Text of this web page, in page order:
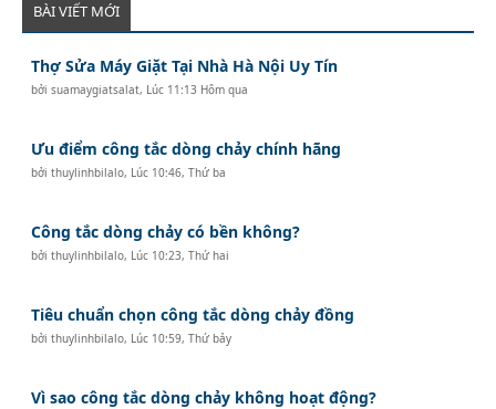
BÀI VIẾT MỚI
Thợ Sửa Máy Giặt Tại Nhà Hà Nội Uy Tín
bởisuamaygiatsalat, Lúc 11:13 Hôm qua
Ưu điểm công tắc dòng chảy chính hãng
bởithuylinhbilalo, Lúc 10:46, Thứ ba
Công tắc dòng chảy có bền không?
bởithuylinhbilalo, Lúc 10:23, Thứ hai
Tiêu chuẩn chọn công tắc dòng chảy đồng
bởithuylinhbilalo, Lúc 10:59, Thứ bảy
Vì sao công tắc dòng chảy không hoạt động?